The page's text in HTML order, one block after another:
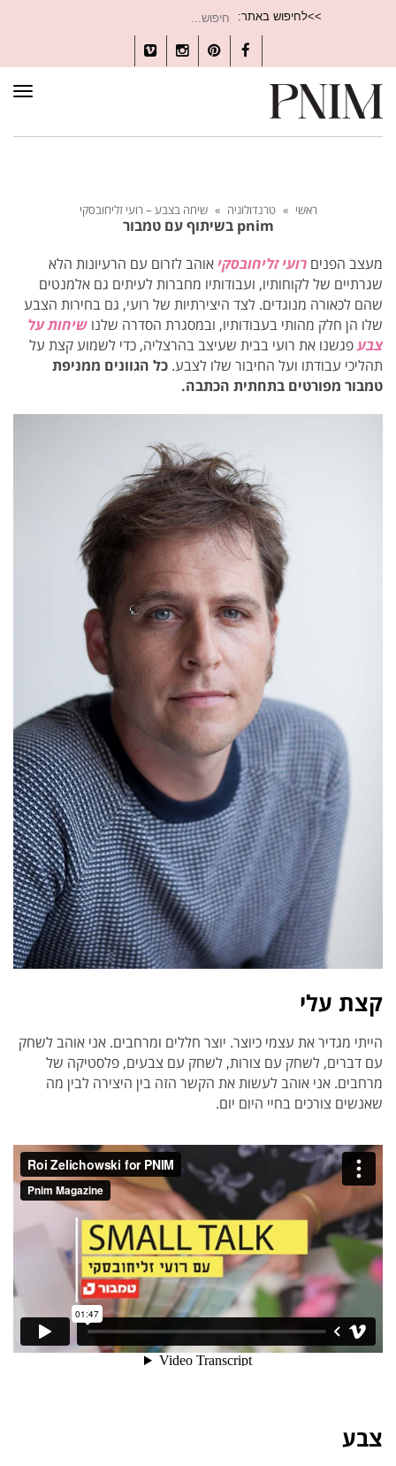
>>לחיפוש באתר:
עבור:
Facebook
Pinterest
Instagram
Vimeo
ראשי » טרנדולוגיה » שיחה בצבע – רועי זליחובסקי
pnim בשיתוף עם טמבור
מעצב הפנים רועי זליחובסקי אוהב לזרום עם הרעיונות הלא
שגרתיים של לקוחותיו, ועבודותיו מחברות לעיתים גם אלמנטים
שהם לכאורה מנוגדים. לצד היצירתיות של רועי, גם בחירות הצבע
שלו הן חלק מהותי בעבודותיו, ובמסגרת הסדרה שלנו שיחות על
צבעפגשנו את רועי בבית שעיצב בהרצליה, כדי לשמוע קצת על
תהליכי עבודתו ועל החיבור שלו לצבע. כל הגוונים ממניפת
טמבור מפורטים בתחתית הכתבה.
קצת עלי
הייתי מגדיר את עצמי כיוצר. יוצר חללים ומרחבים. אני אוהב לשחק
עם דברים, לשחק עם צורות, לשחק עם צבעים, פלסטיקה של
מרחבים. אני אוהב לעשות את הקשר הזה בין היצירה לבין מה
שאנשים צורכים בחיי היום יום.
צבע